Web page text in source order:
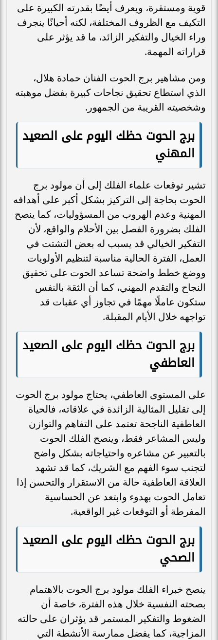
قوية ومستقرة، ويعرف أيضًا بقدرته الكبيرة على
التكيف مع الظروف المختلفة، لكنه أحيانًا ينجرف
وراء الخيال والتفكير الزائد، ما قد يؤثر على
قراراته المهمة.
ومن مشاهير برج الحوت الفنان حمادة هلال،
الذي استطاع تحقيق نجاحات كبيرة بفضل موهبته
وشخصيته القريبة من الجمهور.
برج الحوت حظك اليوم على الصعيد
المهني
تشير توقعات علماء الفلك إلى أن مولود برج
الحوت بحاجة إلى التركيز بشكل أكبر على أهدافه
المهنية وعدم الهروب من المسؤوليات، كما ينصح
الفلك بضرورة الفصل بين الأحلام والواقع، لأن
التفكير الخيالي قد يسبب له بعض التشتت في
العمل، الفترة الحالية مناسبة لتنظيم الأولويات
ووضع خطط واضحة تساعد الحوت على تحقيق
النجاح والتقدم المهني، كما أن الثقة بالنفس
ستكون عاملًا مهمًا في تجاوز أي عقبات قد
تواجهه خلال الأيام المقبلة.
برج الحوت حظك اليوم على الصعيد
العاطفي
على المستوى العاطفي، يحتاج مولود برج الحوت
إلى تقليل المثالية الزائدة في علاقاته، فالحياة
العاطفية الناجحة تعتمد على التفاهم والتوازن
وليس المشاعر فقط، وينصح الفلك الحوت
بالتعبير عن مشاعره واحتياجاته بشكل واضح
لتجنب سوء الفهم مع الشريك، كما قد تشهد
العلاقة العاطفية حالة من الاستقرار والتحسن إذا
تعامل الحوت بهدوء وابتعد عن الحساسية
المفرطة أو التوقعات غير الواقعية.
برج الحوت حظك اليوم على الصعيد
الصحي
ينصح خبراء الفلك مولود برج الحوت بالاهتمام
بصحته النفسية خلال هذه الفترة، خاصة أن
الضغوط والتفكير المستمر قد يؤثران على حالته
المزاجية، كما يفضل ممارسة الأنشطة التي